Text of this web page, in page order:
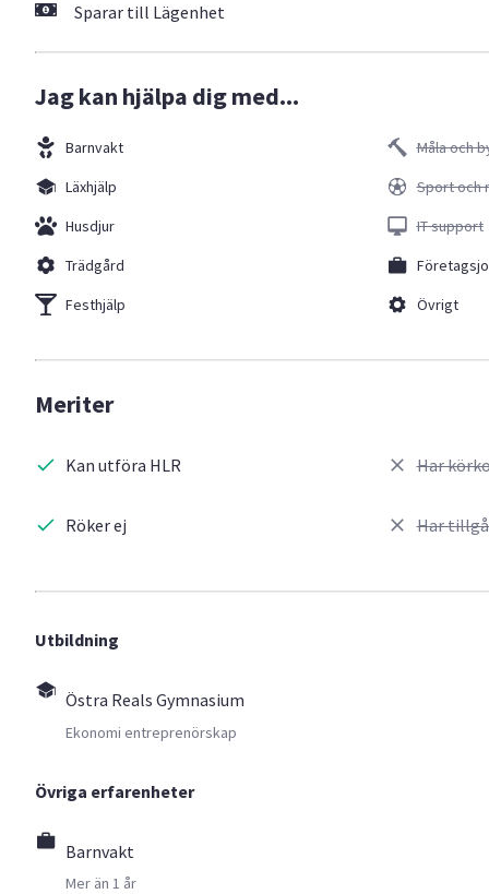
Sparar till Lägenhet
Jag kan hjälpa dig med...
Barnvakt
Läxhjälp
Husdjur
Trädgård
Festhjälp
Måla och
Sport och
IT support
Övrigt
Meriter
Kan utföra HLR
Röker ej
Har
Har
Utbildning
Östra Reals Gymnasium
Ekonomi entreprenörskap
Övriga erfarenheter
Barnvakt
Mer än 1 år